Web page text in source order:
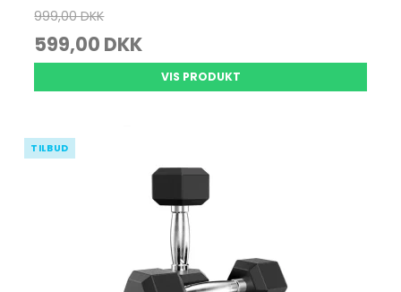
999,00 DKK
599,00 DKK
VIS PRODUKT
TILBUD